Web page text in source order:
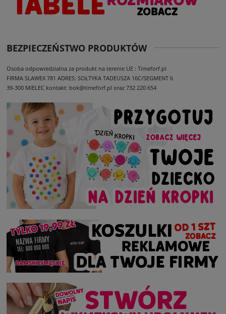
BEZPIECZEŃSTWO PRODUKTÓW
Osoba odpowiedzialna za produkt na terenie UE : Timeforf.pl
FIRMA SLAWEX 781 ADRES: SOŁTYKA TADEUSZA 16C/SEGMENT 6
39-300 MIELEC kontakt: bok@timeforf.pl oraz 732 220 654